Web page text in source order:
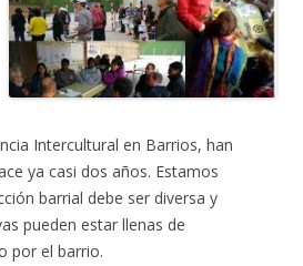
Intercultural en Barrios, han
ya casi dos años. Estamos
barrial debe ser diversa y
pueden estar llenas de
por el barrio.